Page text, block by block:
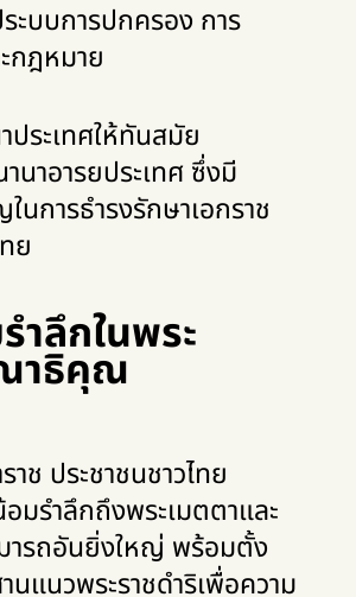
ะบบการปกครอง การ
กฎหมาย
ระเทศให้ทันสมัย
นาอารยประเทศ ซึ่งมี
นการธำรงรักษาเอกราช
ย
ำลึกในพระ
าธิคุณ
าช ประชาชนชาวไทย
มรำลึกถึงพระเมตตาและ
ารถอันยิ่งใหญ่ พร้อมตั้ง
แนวพระราชดำริเพื่อความ